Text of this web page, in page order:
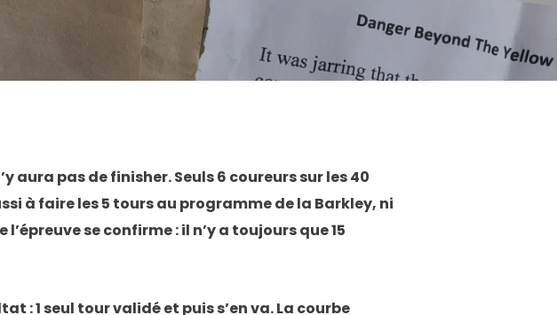
aura pas de finisher. Seuls 6 coureurs sur les 40
à faire les 5 tours au programme de la Barkley, ni
se confirme : il n’y a toujours que 15
: 1 seul tour validé et puis s’en va. La courbe